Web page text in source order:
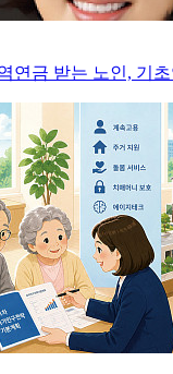
연금 받는 노인, 기